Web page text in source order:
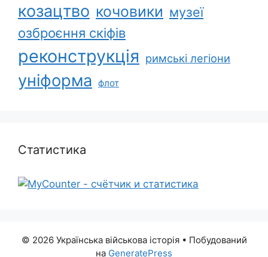
козацтво кочовики музеї
озброєння скіфів
реконструкція римські легіони
уніформа флот
Статистика
© 2026 Українська військова історія• Побудований
на GeneratePress